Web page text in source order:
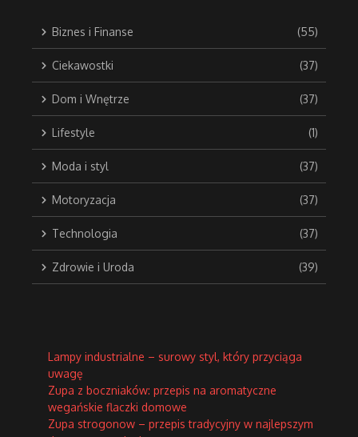
Biznes i Finanse (55)
Ciekawostki (37)
Dom i Wnętrze (37)
Lifestyle (1)
Moda i styl (37)
Motoryzacja (37)
Technologia (37)
Zdrowie i Uroda (39)
Lampy industrialne – surowy styl, który przyciąga
uwagę
Zupa z boczniaków: przepis na aromatyczne
wegańskie flaczki domowe
Zupa strogonow – przepis tradycyjny w najlepszym